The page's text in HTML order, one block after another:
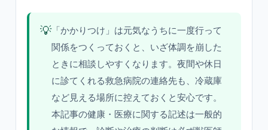
💡「かかりつけ」は元気なうちに一度行って
関係をつくっておくと、いざ体調を崩した
ときに相談しやすくなります。夜間や休日
に診てくれる救急病院の連絡先も、冷蔵庫
など見える場所に控えておくと安心です。
本記事の健康・医療に関する記述は一般的